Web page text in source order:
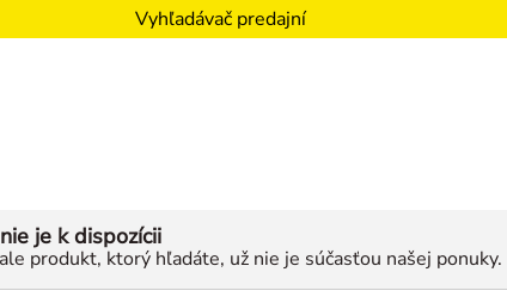
Vyhľadávač predajní
je k dispozícii
produkt, ktorý hľadáte, už nie je súčasťou našej